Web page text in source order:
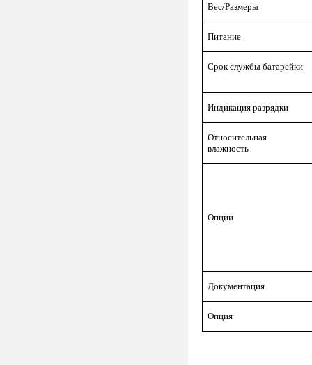
Вес/Размеры
Питание
Срок службы батарейки
Индикация разрядки
Относительная
влажность
Опции
Документация
Опция